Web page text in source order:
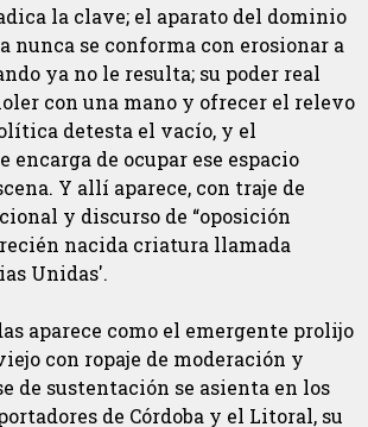
la clave; el aparato del dominio
nunca se conforma con erosionar a
ya no le resulta; su poder real
con una mano y ofrecer el relevo
detesta el vacío, y el
encarga de ocupar ese espacio
Y allí aparece, con traje de
y discurso de “oposición
recién nacida criatura llamada
Unidas'.
aparece como el emergente prolijo
con ropaje de moderación y
de sustentación se asienta en los
de Córdoba y el Litoral, su